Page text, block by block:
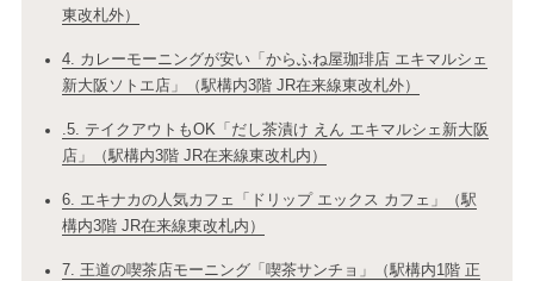
東改札外）
4. カレーモーニングが安い「からふね屋珈琲店 エキマルシェ
新大阪ソトエ店」（駅構内3階 JR在来線東改札外）
.5. テイクアウトもOK「だし茶漬け えん エキマルシェ新大阪
店」（駅構内3階 JR在来線東改札内）
6. エキナカの人気カフェ「ドリップ エックス カフェ」（駅
構内3階 JR在来線東改札内）
7. 王道の喫茶店モーニング「喫茶サンチョ」（駅構内1階 正